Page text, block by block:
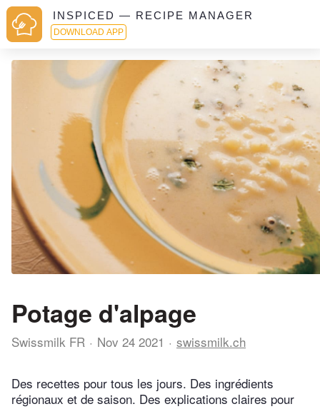
INSPICED — RECIPE MANAGER
DOWNLOAD APP
Potage d'alpage
Swissmilk FR Nov 24 2021 swissmilk.ch
Des recettes pour tous les jours. Des ingrédients
régionaux et de saison. Des explications claires pour